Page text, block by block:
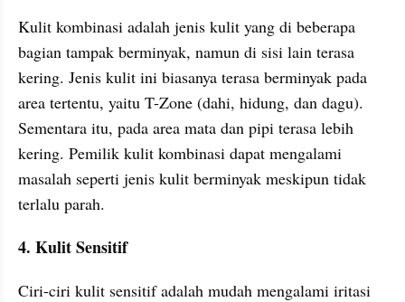
Kulit kombinasi adalah jenis kulit yang di beberapa
bagian tampak berminyak, namun di sisi lain terasa
kering. Jenis kulit ini biasanya terasa berminyak pada
area tertentu, yaitu T-Zone (dahi, hidung, dan dagu).
Sementara itu, pada area mata dan pipi terasa lebih
kering. Pemilik kulit kombinasi dapat mengalami
masalah seperti jenis kulit berminyak meskipun tidak
terlalu parah.
4. Kulit Sensitif
Ciri-ciri kulit sensitif adalah mudah mengalami iritasi